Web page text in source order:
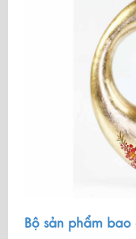
Bộ sản phẩm bao